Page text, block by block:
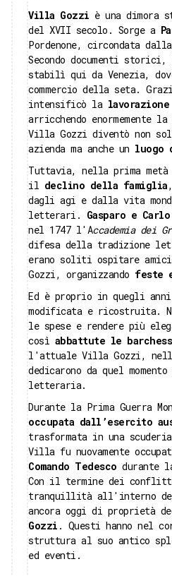
Villa Gozzi è una
del XVII secolo. Sorge a
Pordenone, circondata
Secondo documenti storici,
stabilì qui da Venezia,
commercio della seta.
intensificò la
arricchendo enormemente
Villa Gozzi diventò non
azienda ma anche un luogo
Tuttavia, nella prima
il declino della famiglia
dagli agi e dalla vita
letterari. Gasparo e
nel 1747 l'Accademia dei
difesa della tradizione
erano soliti ospitare
Gozzi, organizzando feste
Ed è proprio in quegli anni
modificata e ricostruita.
le spese e rendere più
così abbattute le
l'attuale Villa Gozzi,
dedicarono da quel
letteraria.
Durante la Prima Guerra
occupata dall’esercito
trasformata in una
Villa fu nuovamente
Comando Tedesco durante
Con il termine dei
tranquillità all'interno
ancora oggi di proprietà
Gozzi . Questi hanno nel
struttura al suo antico
ed eventi.